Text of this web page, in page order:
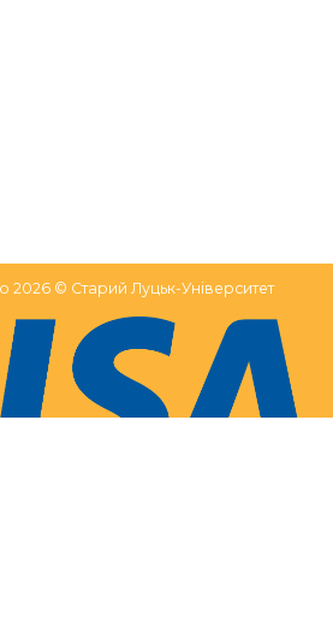
2026 © Старий Луцьк-Університет